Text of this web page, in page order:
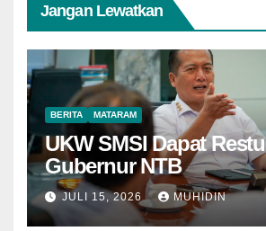
Jangan Lewatkan
BERITA MATARAM
UKW SMSI Dapat Restu
Gubernur NTB
JULI 15, 2026 MUHIDIN